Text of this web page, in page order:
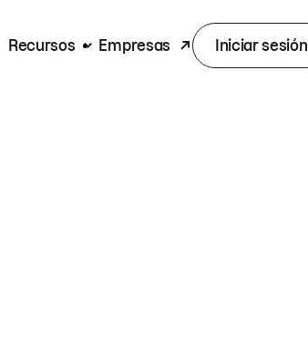
Recursos Empresas Iniciar sesión